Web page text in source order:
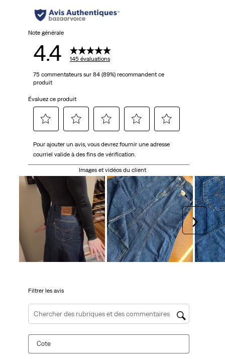
Note générale
4.4 145 évaluations
75 commentateurs sur 84 (89%) recommandent ce
produit
Évaluez ce produit
pour
évaluer
à
étoile.
Cette
action
ouvrira
formulaire
pour
évaluer
l'article
étoiles.
Cette
action
ouvrira
le
formulaire
pour
évaluer
l'article
à
3
étoiles.
Cette
action
ouvrira
le
formulaire
pour
évaluer
l'article
à
4
étoiles.
Cette
action
ouvrira
le
formulaire
pour
à
5
étoiles.
Cette
action
ouvrira
le
formulaire
Pour ajouter un avis, vous devrez fournir une adresse
courriel valide à des fins de vérification.
Images et vidéos du client
Filtrer les avis
Zone de recherche de sujet et d'avis
Cote